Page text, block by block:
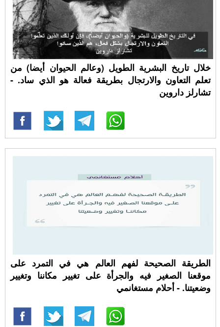
خلال تاريخ البشرية الطويل (وعالم الحيوان أيضا) من
تعلم التعاون والارتجال بطريقة فعالة هو الذي ساد. -
تشارلز داروين
الطريقة الصحيحة لفهم العالم هي في التمرد على
موقعنا الصغير فيه والجرأة على تغيير مكاننا وتغيير
وضعيتنا. - أحلام مستغانمي